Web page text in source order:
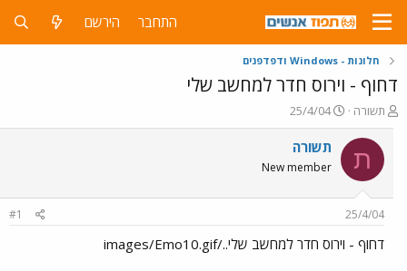
התחבר הירשם
חלונות - Windows ודפדפנים
דחוף - וירוס חדר למחשב שלי
פ
ו
ת
ח
ה
ש
א
תשורה
פ
ו
ר
ם
ר
25/4/04
ת תשורה
New member
25/4/04
#1
דחוף - וירוס חדר למחשב שלי../images/Emo10.gif